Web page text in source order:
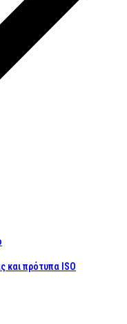
και πρότυπα ISO